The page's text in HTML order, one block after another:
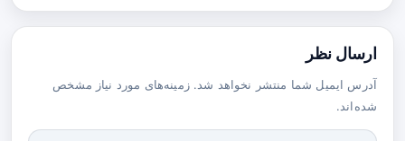
ارسال نظر
آدرس ایمیل شما منتشر نخواهد شد. زمینه‌های مورد نیاز مشخص
شده‌اند.